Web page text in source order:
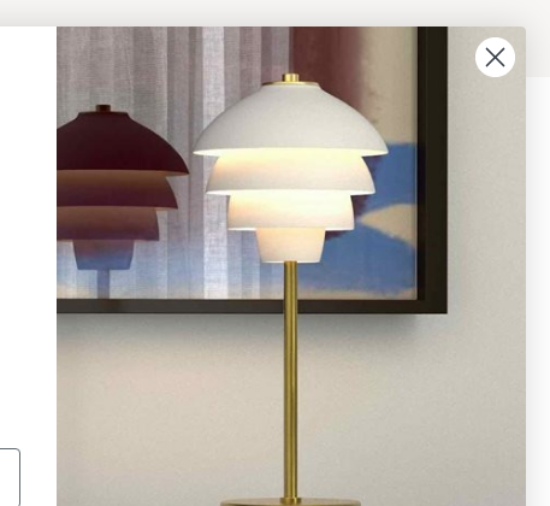
08 - 654 29 00
info@ljusbutik.se
Fler kontaktuppgifter »
Adress:
Kungsholmsgatan 6, 112 27
Stockholm